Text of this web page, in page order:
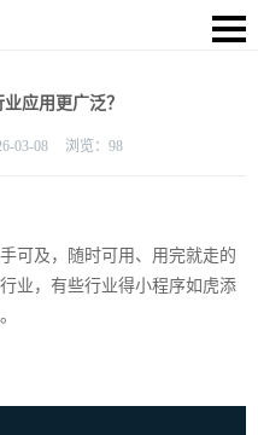
应用更广泛？
03-08 浏览： 98
及，随时可用、用完就走的
业，有些行业得小程序如虎添